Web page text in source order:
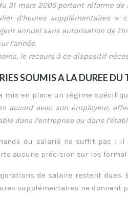
31 mars 2005 portant réforme
d’heures supplémentaires «
annuel sans autorisation de
l’année.
le recours à ce dispositif
SOUMIS A LA DUREE
mis en place un régime
accord avec son employeur,
dans l’entreprise ou dans
du salarié ne suffit pas ; il
aucune précision sur les
de salaire restent dues.
supplémentaires ne donnent